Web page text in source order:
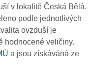
v lokalitě Česká Bělá.
podle jednotlivých
ovzduší je
hodnocené veličiny.
a jsou získáváná ze